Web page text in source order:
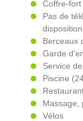
Coffre-fort
Pas de
Berceaux
Garde
Service
Piscine
Massage,
Vélos